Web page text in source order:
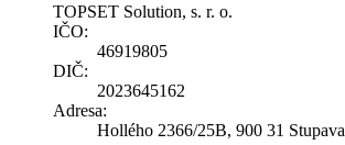
TOPSET Solution, s. r. o.
IČO:
46919805
DIČ:
2023645162
Adresa:
Hollého 2366/25B, 900 31 Stupava